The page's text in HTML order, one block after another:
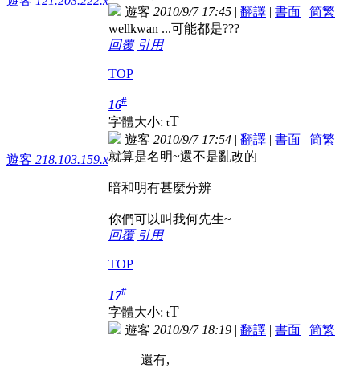
遊客 2010/9/7 17:45 | 翻譯 | 書面 | 简繁
wellkwan ...可能都是???
回覆 引用
TOP
遊客 218.103.159.x
16#
字體大小: tT
遊客 2010/9/7 17:54 | 翻譯 | 書面 | 简繁
就算是名明~還不是亂改的
暗和明有甚麼分辨
你們可以叫我何先生~
回覆 引用
TOP
17#
字體大小: tT
遊客 2010/9/7 18:19 | 翻譯 | 書面 | 简繁
還有,